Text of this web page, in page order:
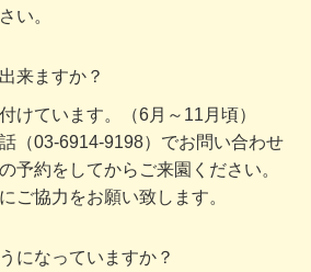
い。
来ますか？
けています。（6月～11月頃）
（03-6914-9198）でお問い合わせ
予約をしてからご来園ください。
ご協力をお願い致します。
になっていますか？